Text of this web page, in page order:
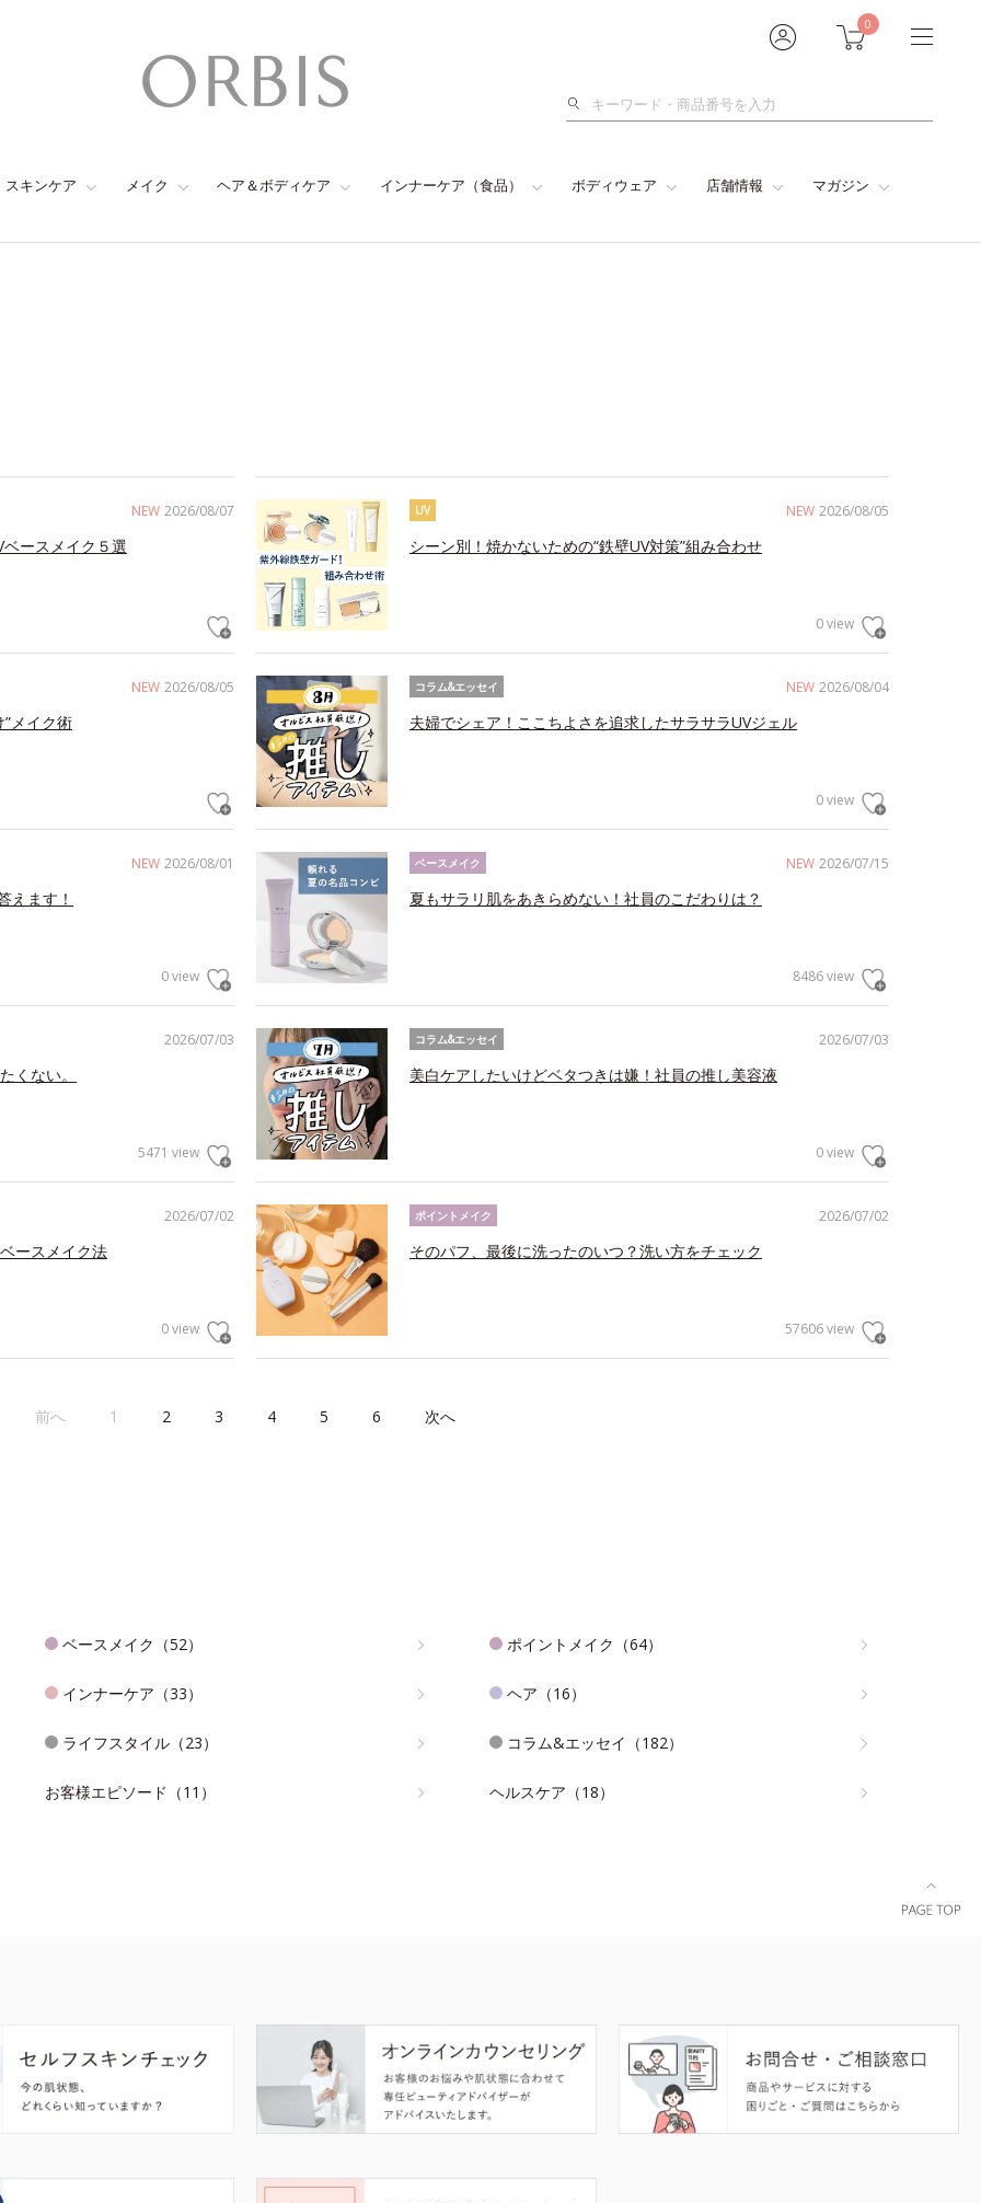
0
検
スキンケア メイク ヘア＆ボディケア インナーケア（食品） ボディウェア 店舗情報 マガジン
NEW 2026/08/07
ースメイク５選
NEW 2026/08/05
UV
シーン別！焼かないための“鉄壁UV対策”組み合わせ
0 view
NEW 2026/08/05
メイク術
NEW 2026/08/04
コラム&エッセイ
夫婦でシェア！ここちよさを追求したサラサラUVジェル
0 view
NEW 2026/08/01
えます！
0 view
NEW 2026/07/15
ベースメイク
夏もサラリ肌をあきらめない！社員のこだわりは？
8486 view
2026/07/03
くない。
5471 view
2026/07/03
コラム&エッセイ
美白ケアしたいけどベタつきは嫌！社員の推し美容液
0 view
2026/07/02
ースメイク法
0 view
2026/07/02
ポイントメイク
そのパフ、最後に洗ったのいつ？洗い方をチェック
57606 view
前へ 1 2 3 4 5 6 次へ
ベースメイク（52） ポイントメイク（64）
インナーケア（33） ヘア（16）
ライフスタイル（23） コラム&エッセイ（182）
お客様エピソード（11） ヘルスケア（18）